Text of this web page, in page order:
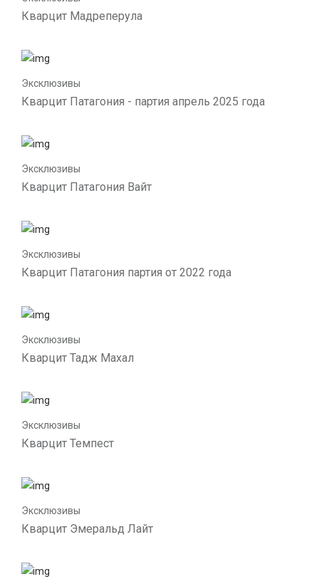
Кварцит Мадреперула
Эксклюзивы
Кварцит Патагония - партия апрель 2025 года
Эксклюзивы
Кварцит Патагония Вайт
Эксклюзивы
Кварцит Патагония партия от 2022 года
Эксклюзивы
Кварцит Тадж Махал
Эксклюзивы
Кварцит Темпест
Эксклюзивы
Кварцит Эмеральд Лайт